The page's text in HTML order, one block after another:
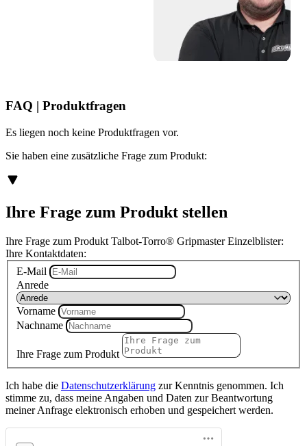
FAQ | Produktfragen
Es liegen noch keine Produktfragen vor.
Sie haben eine zusätzliche Frage zum Produkt:
Ihre Frage zum Produkt stellen
Ihre Frage zum Produkt Talbot-Torro® Gripmaster Einzelblister:
Ihre Kontaktdaten:
E-Mail
Anrede
Vorname
Nachname
Ihre Frage zum Produkt
Ich habe die Datenschutzerklärung zur Kenntnis genommen. Ich
stimme zu, dass meine Angaben und Daten zur Beantwortung
meiner Anfrage elektronisch erhoben und gespeichert werden.